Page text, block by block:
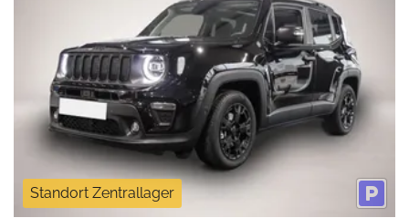
Standort Zentrallager